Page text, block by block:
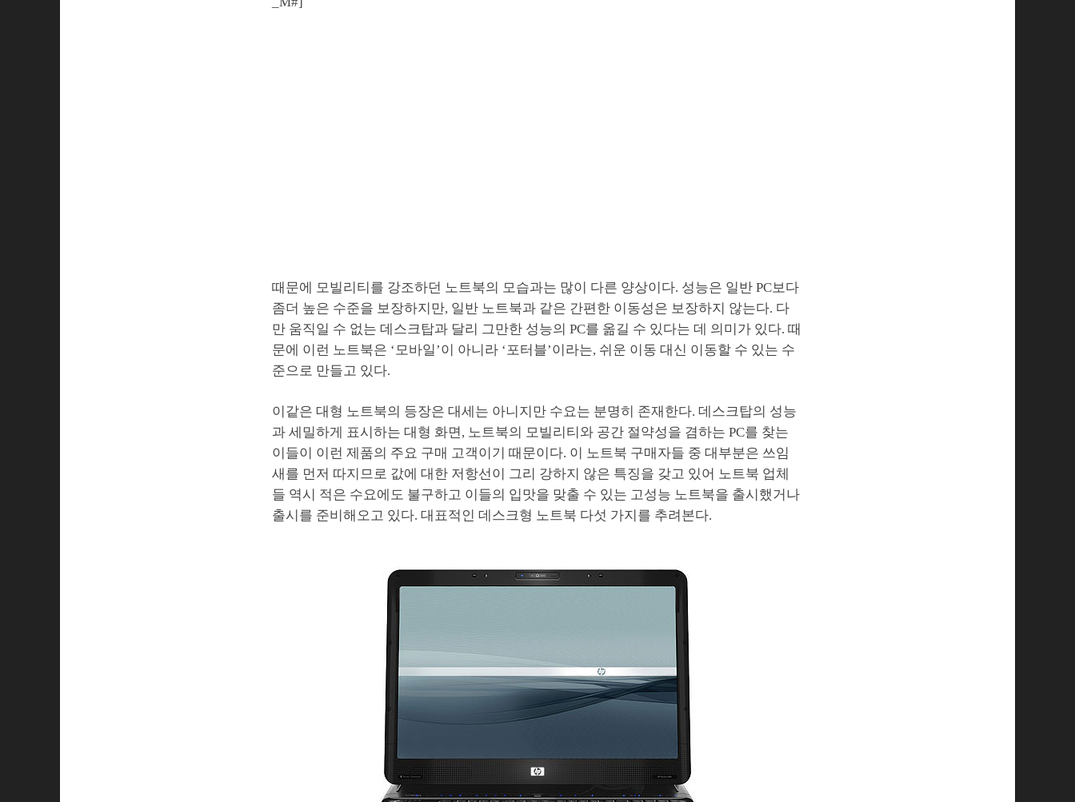
때문에 모빌리티를 강조하던 노트북의 모습과는 많이 다른 양상이다. 성능은 일반 PC보다
좀더 높은 수준을 보장하지만, 일반 노트북과 같은 간편한 이동성은 보장하지 않는다. 다
만 움직일 수 없는 데스크탑과 달리 그만한 성능의 PC를 옮길 수 있다는 데 의미가 있다. 때
문에 이런 노트북은 ‘모바일’이 아니라 ‘포터블’이라는, 쉬운 이동 대신 이동할 수 있는 수
준으로 만들고 있다.
이같은 대형 노트북의 등장은 대세는 아니지만 수요는 분명히 존재한다. 데스크탑의 성능
과 세밀하게 표시하는 대형 화면, 노트북의 모빌리티와 공간 절약성을 겸하는 PC를 찾는
이들이 이런 제품의 주요 구매 고객이기 때문이다. 이 노트북 구매자들 중 대부분은 쓰임
새를 먼저 따지므로 값에 대한 저항선이 그리 강하지 않은 특징을 갖고 있어 노트북 업체
들 역시 적은 수요에도 불구하고 이들의 입맛을 맞출 수 있는 고성능 노트북을 출시했거나
출시를 준비해오고 있다. 대표적인 데스크형 노트북 다섯 가지를 추려본다.